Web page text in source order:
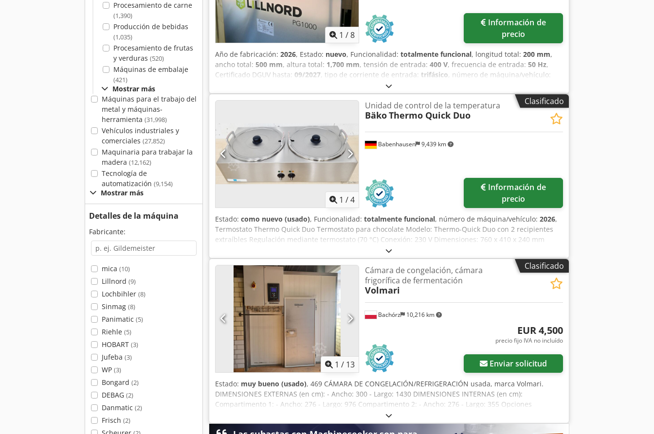
Procesamiento de carne
(1,390)
Producción de bebidas
(1,035)
Procesamiento de frutas
y verduras (520)
Máquinas de embalaje
(421)
Mostrar más
Máquinas para el trabajo del
metal y máquinas-
herramienta (31,998)
Vehículos industriales y
comerciales (27,852)
Maquinaria para trabajar la
madera (12,162)
Tecnología de
automatización (9,154)
Mostrar más
Detalles de la máquina
Fabricante:
mica (10)
Lillnord (9)
Lochbihler (8)
Sinmag (8)
Panimatic (5)
Riehle (5)
HOBART (3)
Jufeba (3)
WP (3)
Bongard (2)
DEBAG (2)
Danmatic (2)
Frisch (2)
1 /8
precio
Año de fabricación: 2026, Estado: nuevo, Funcionalidad: totalmente funcional, longitud total: 200 mm,
ancho total: 500 mm, altura total: 1,700 mm, tensión de entrada: 400 V, frecuencia de entrada: 50 Hz,
Certificado DGUV hasta: 09/2027, tipo de corriente de entrada: trifásico, número de máquina/vehículo:
, +++ NUEVO Acondicionador de aire Lillnord / Acondicionador de aire para salas de fermentación
NUEVO +++ Modelo superior: PG 1000 Potente, con tecnología avanzada para todas las salas de
fermentación de hasta 6 m² Rango de temperatura de +20 a 45 °C, regulable mediante termostato Rango
de humedad de 60 a 95 % HR, regulable mediante higrostato Regulación automática del agua ¡Larga vida
útil gracias al probado "Sistema Lillnord" Dimensiones: 500 x 200 x 1700 mm (ancho x profundidad x alto)
solo nosotros ofrecemos la certificación DGUV V3 Conexión de 400 V, enchufe CEE de 16 A NUEVO,
dispositivo y SAB certificados Dcodpfofvvnmjx Aamek con garantía y servicio de piezas de repuesto
Opcional: Servicio de entrega Contrato de mantenimiento Instrucciones y puesta en marcha Base Servicio
de arrendamiento y alquiler ¡Visite nuestro amplio almacén de maquinaria para panaderías!
Clasificado
1 /4
Babenhausen 9,439 km
Unidad de control de la temperatura
BäkoThermo Quick Duo
precio
Estado: como nuevo (usado), Funcionalidad: totalmente funcional, número de máquina/vehículo: 2026,
Termostato Thermo Quick Duo Termostato para chocolate Modelo: Thermo-Quick Duo con 2 recipientes
extraíbles Regulación mediante termostato (70 °C) Conexión: 230 V Dimensiones: 760 x 410 x 240 mm
(ancho x profundidad x alto) Dodpozq U E Hefx Aamsck Equipo usado, limpiado con garantía y servicio de
repuestos.
Clasificado
1 / 13
Bachórz 10,216 km
Cámara de congelación, cámara
frigorífica de fermentación
Volmari
EUR 4,500
precio fijo IVA no incluído
Enviar solicitud
Estado: muy bueno (usado), 469 CÁMARA DE CONGELACIÓN/REFRIGERACIÓN usada, marca Volmari.
DIMENSIONES EXTERNAS (en cm): - Ancho: 300 - Largo: 1430 DIMENSIONES INTERNAS (en cm):
Compartimento 1: - Ancho: 276 - Largo: 976 Compartimento 2: - Ancho: 276 - Largo: 355 Opciones
disponibles con coste adicional: transporte. El precio indicado es el precio neto. HABLAMOS INGLÉS,
ALEMÁN, FRANCÉS, RUSO Y UCRANIANO. Dcsdpfx Aaezry Nyomsk En nuestra oferta encontrará: hornos